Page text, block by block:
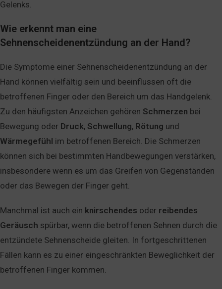
Gelenks.
Wie erkennt man eine
Sehnenscheidenentzündung an der Hand?
Die Symptome einer Sehnenscheidenentzündung an der
Hand können vielfältig sein und beeinflussen oft die
betroffenen Finger oder den Bereich um das Handgelenk.
Zu den häufigsten Anzeichen gehören Schmerzen bei
Bewegung oder Druck, Schwellung, Rötung und
Wärmegefühl im betroffenen Bereich. Die Schmerzen
können sich bei bestimmten Handbewegungen verstärken,
insbesondere wenn es um das Greifen von Gegenständen
oder das Bewegen der Finger geht.
Manchmal ist auch ein knirschendes oder reibendes
Geräusch spürbar, wenn die betroffenen Sehnen durch die
entzündete Sehnenscheide gleiten. In fortgeschrittenen
Fällen kann es zu einer eingeschränkten Beweglichkeit der
betroffenen Finger kommen.